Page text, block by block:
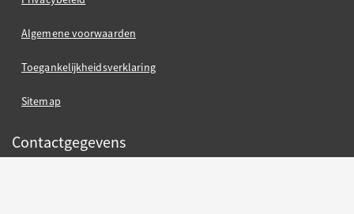
Algemene voorwaarden
Toegankelijkheidsverklaring
Sitemap
Contactgegevens